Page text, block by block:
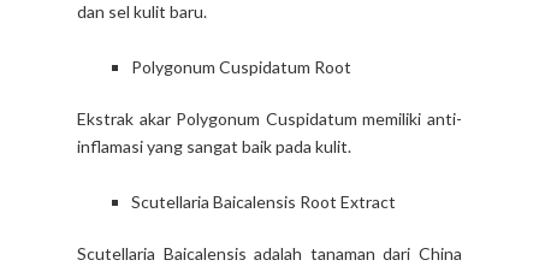
dan sel kulit baru.
Polygonum Cuspidatum Root
Ekstrak akar Polygonum Cuspidatum memiliki anti-
inflamasi yang sangat baik pada kulit.
Scutellaria Baicalensis Root Extract
Scutellaria Baicalensis adalah tanaman dari China